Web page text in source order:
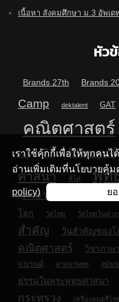
เนื้อหา สังคมศึกษา ม.3 อัพเ
หัว
Brands 27th Brands
Camp
dektalent GAT
คณิตศาสตร์
ไทย ติว ติวแบรนด์
ศาสนา
พี่โต๋ พุท
ภาษาไทย มหาวิทยาลั
โลก
วัดไทย วัดไทยในต่าง
สำคัญ
วันสำคัญของโ
คณิตศาสตร์
วิชาภาษ
แบรนด์
ศาสนาพุทธ สมัช
ธรรมในพระพุทธศาสนา
กระทรวง
เครื่องดนตรีไท
เราใช้คุ้กกี้เพื่อให้ทุกคน
อ่านเพิ่มเติมที่นโยบายคุ้
policy) ย